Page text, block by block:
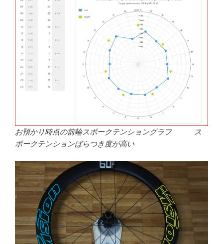
お預かり時点の前輪スポークテンショングラフ ス
ポークテンションばらつき度が高い